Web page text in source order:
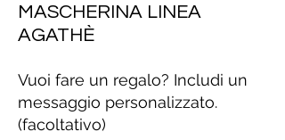
MASCHERINA LINEA
AGATHÈ
Vuoi fare un regalo? Includi un
messaggio personalizzato.
(facoltativo)